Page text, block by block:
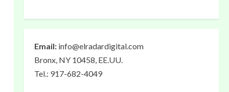
Email: info@elradardigital.com
Bronx, NY 10458, EE.UU.
Tel.: 917-682-4049